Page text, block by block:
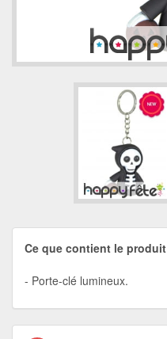
Ce que contient le produit
Porte-clé lumineux.